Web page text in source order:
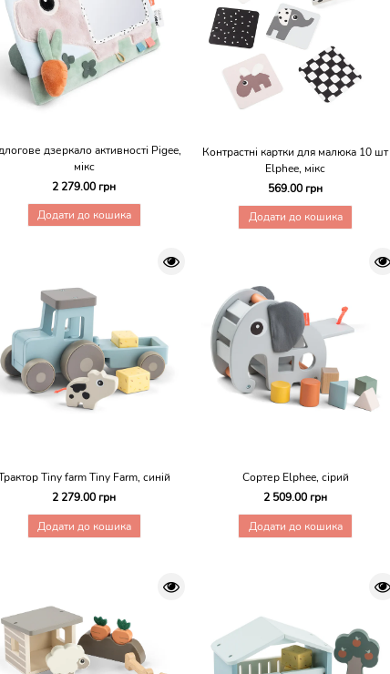
дзеркало активності Pigee,
мікс
2 279.00 грн
Додати до кошика
Контрастні картки для малюка 10 шт
Elphee, мікс
569.00 грн
Додати до кошика
Tiny farm Tiny Farm, синій
2 279.00 грн
Додати до кошика
Сортер Elphee, сірий
2 509.00 грн
Додати до кошика